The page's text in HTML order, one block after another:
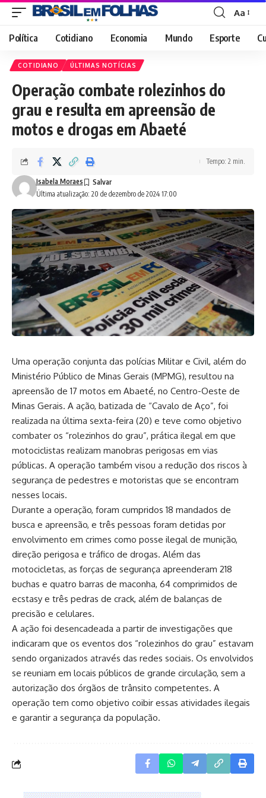
Font
Resizer
Aa
Política Cotidiano Economia Mundo Esporte
COTIDIANO ÚLTIMAS NOTÍCIAS
Operação combate rolezinhos do
grau e resulta em apreensão de
motos e drogas em Abaeté
Última atualização: 20 de dezembro de 2024 17:00
Isabela Moraes
Tempo: 2 min.
Uma operação conjunta das polícias Militar e Civil, além do
Ministério Público de Minas Gerais (MPMG), resultou na
apreensão de 17 motos em Abaeté, no Centro-Oeste de
Minas Gerais. A ação, batizada de “Cavalo de Aço”, foi
realizada na última sexta-feira (20) e teve como objetivo
combater os “rolezinhos do grau”, prática ilegal em que
motociclistas realizam manobras perigosas em vias
públicas. A operação também visou a redução dos riscos à
segurança de pedestres e motoristas que se encontram
nesses locais.
Durante a operação, foram cumpridos 18 mandados de
busca e apreensão, e três pessoas foram detidas por
envolvimento em crimes como posse ilegal de munição,
direção perigosa e tráfico de drogas. Além das
motocicletas, as forças de segurança apreenderam 218
buchas e quatro barras de maconha, 64 comprimidos de
ecstasy e três pedras de crack, além de balanças de
precisão e celulares.
A ação foi desencadeada a partir de investigações que
indicaram que os eventos dos “rolezinhos do grau” estavam
sendo organizados através das redes sociais. Os envolvidos
se reuniam em locais públicos de grande circulação, sem a
autorização dos órgãos de trânsito competentes. A
operação tem como objetivo coibir essas atividades ilegais
e garantir a segurança da população.